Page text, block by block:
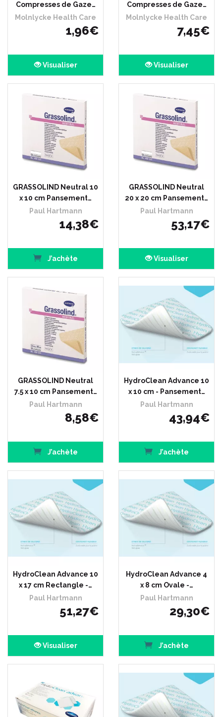
Compresses de Gaze…
Molnlycke Health Care
1,96€
Visualiser
Compresses de Gaze…
Molnlycke Health Care
7,45€
Visualiser
GRASSOLIND Neutral 10
x 10 cm Pansement…
Paul Hartmann
14,38€
J’achète
GRASSOLIND Neutral
20 x 20 cm Pansement…
Paul Hartmann
53,17€
Visualiser
GRASSOLIND Neutral
7.5 x 10 cm Pansement…
Paul Hartmann
8,58€
J’achète
HydroClean Advance 10
x 10 cm - Pansement…
Paul Hartmann
43,94€
J’achète
HydroClean Advance 10
x 17 cm Rectangle -…
Paul Hartmann
51,27€
Visualiser
HydroClean Advance 4
x 8 cm Ovale -…
Paul Hartmann
29,30€
J’achète